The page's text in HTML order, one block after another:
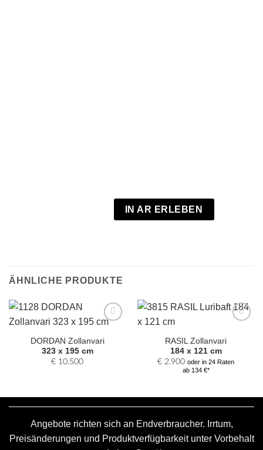
IN AR ERLEBEN
ÄHNLICHE PRODUKTE
Auswahl
hinzufügen
DORDAN Zollanvari
323 x 195 cm
€ 10.500
Auswahl
hinzufügen
RASIL Zollanvari
184 x 121 cm
€ 2.900 oder in 24 Raten
ab 134 €*
Angebote richten sich an Endverbraucher. Irrtum,
Preisänderungen und Produktverfügbarkeit unter Vorbehalt